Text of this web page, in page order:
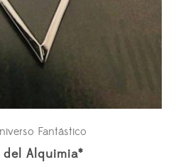
Fantástico
del Alquimia*